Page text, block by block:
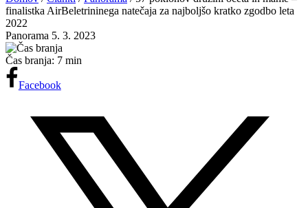
finalistka AirBeletrininega natečaja za najboljšo kratko zgodbo leta
2022
Panorama 5. 3. 2023
Čas branja: 7 min
Facebook